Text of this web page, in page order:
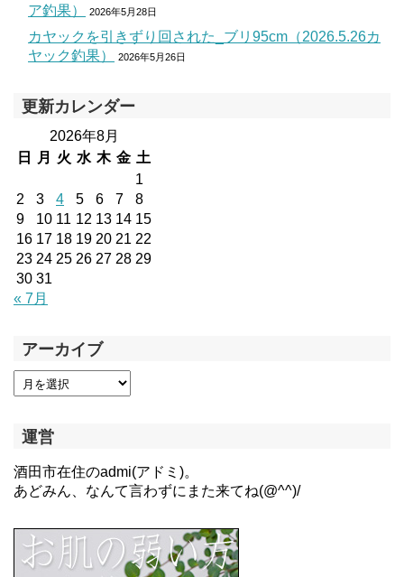
ア釣果）
2026年5月28日
カヤックを引きずり回された_ブリ95cm（2026.5.26カ
ヤック釣果）
2026年5月26日
更新カレンダー
2026年8月
日
月 火 水 木 金 土
1
2
3 4 5 6 7
8
9
10 11 12 13 14 15
16 17 18 19 20 21 22
23 24 25 26 27 28 29
30 31
« 7月
アーカイブ
運営
酒田市在住のadmi(アドミ)。
あどみん、なんて言わずにまた来てね(@^^)/